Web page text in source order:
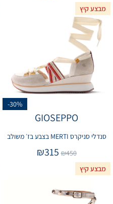
מבצע קיץ
-30%
GIOSEPPO
סנדלי סניקרס MERTI בצבע בז׳ משולב
₪450
₪315
מבצע קיץ